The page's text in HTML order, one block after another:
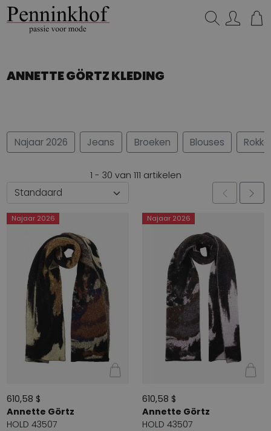
ANNETTE GÖRTZ KLEDING
Najaar 2026 Jeans Broeken Blouses
1 - 30 van 111 artikelen
Najaar 2026
610,58 $
Annette Görtz
HOLD 43507
Najaar 2026
610,58 $
Annette Görtz
HOLD 43507